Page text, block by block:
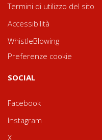
Termini di utilizzo del sito
Accessibilità
WhistleBlowing
Preferenze cookie
SOCIAL
Facebook
Instagram
X